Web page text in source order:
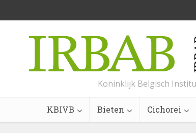
Koninklijk Belgisch
KBIVB Bieten Cichorei